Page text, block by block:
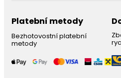
Platební metody
Bezhotovostní platební
metody